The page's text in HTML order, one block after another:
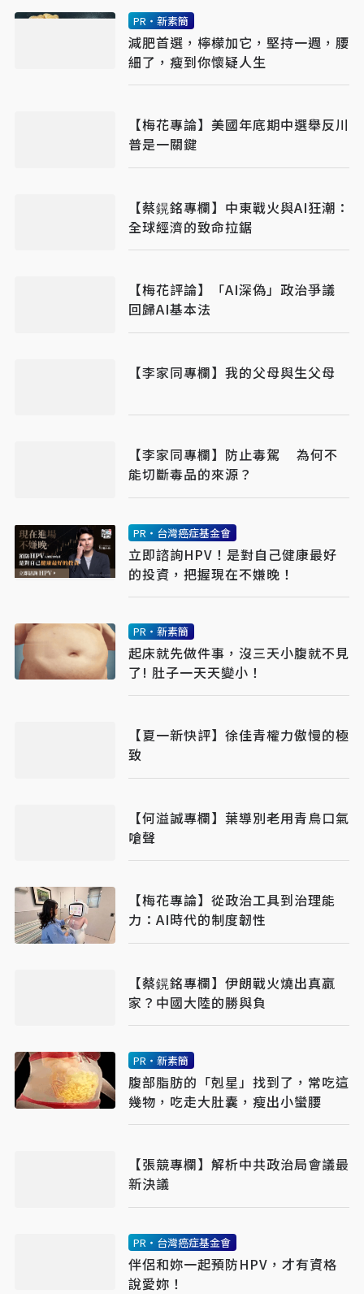
PR・新素簡
減肥首選，檸檬加它，堅持一週，腰
細了，瘦到你懷疑人生
【梅花專論】美國年底期中選舉反川
普是一關鍵
【蔡鎤銘專欄】中東戰火與AI狂潮：
全球經濟的致命拉鋸
【梅花評論】「AI深偽」政治爭議
回歸AI基本法
【李家同專欄】我的父母與生父母
【李家同專欄】防止毒駕 為何不
能切斷毒品的來源？
PR・台灣癌症基金會
立即諮詢HPV！是對自己健康最好
的投資，把握現在不嫌晚！
PR・新素簡
起床就先做件事，沒三天小腹就不見
了! 肚子一天天變小！
【夏一新快評】徐佳青權力傲慢的極
致
【何溢誠專欄】葉導別老用青鳥口氣
嗆聲
【梅花專論】從政治工具到治理能
力：AI時代的制度韌性
【蔡鎤銘專欄】伊朗戰火燒出真贏
家？中國大陸的勝與負
PR・新素簡
腹部脂肪的「剋星」找到了，常吃這
幾物，吃走大肚囊，瘦出小蠻腰
【張競專欄】解析中共政治局會議最
新決議
PR・台灣癌症基金會
伴侶和妳一起預防HPV，才有資格
說愛妳！